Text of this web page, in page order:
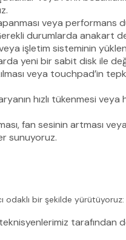
veya
durumlarda anakart
işletim sisteminin
yeni bir sabit disk ile
veya touchpad’in
hızlı tükenmesi
fan sesinin
sunuyoruz.
odaklı bir şekilde yürütüyoruz: